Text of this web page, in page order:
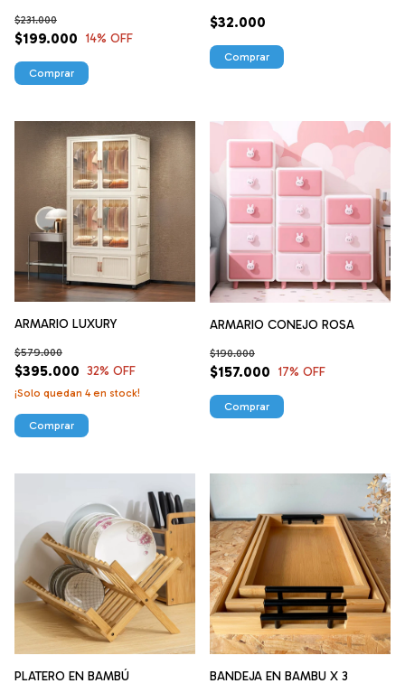
$199.000
$231.000
14% OFF
Comprar
$32.000
ARMARIO LUXURY
$395.000
$579.000
32% OFF
¡Solo quedan 4en stock!
ARMARIO CONEJO ROSA
$157.000
$190.000
17% OFF
Comprar
PLATERO EN BAMBÚ BANDEJA EN BAMBU X 3